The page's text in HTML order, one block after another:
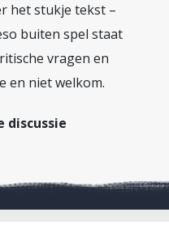
het stukje tekst –
buiten spel staat
vragen en
en niet welkom.
discussie